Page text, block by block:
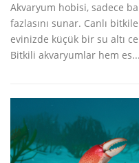
Akvaryum hobisi, sadece
fazlasını sunar. Canlı
evinizde küçük bir su altı
Bitkili akvaryumlar hem es...